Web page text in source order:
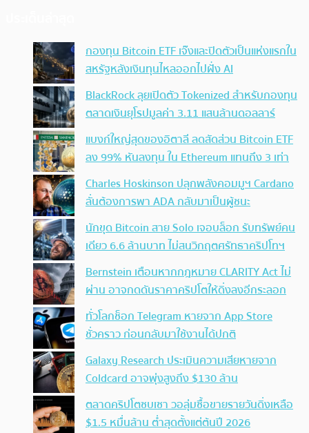
กองทุน Bitcoin ETF เจ๊งและปิดตัวเป็นแห่งแรกใน
สหรัฐหลังเงินทุนไหลออกไปฝั่ง AI
BlackRock ลุยเปิดตัว Tokenized สำหรับกองทุน
ตลาดเงินยุโรปมูลค่า 3.11 แสนล้านดอลลาร์
แบงก์ใหญ่สุดของอิตาลี ลดสัดส่วน Bitcoin ETF
ลง 99% หันลงทุน ใน Ethereum แทนถึง 3 เท่า
Charles Hoskinson ปลุกพลังคอมมูฯ Cardano
ลั่นต้องการพา ADA กลับมาเป็นผู้ชนะ
นักขุด Bitcoin สาย Solo เจอบล็อก รับทรัพย์คน
เดียว 6.6 ล้านบาท ไม่สนวิกฤตศรัทธาคริปโทฯ
Bernstein เตือนหากกฎหมาย CLARITY Act ไม่
ผ่าน อาจกดดันราคาคริปโตให้ดิ่งลงอีกระลอก
ทั่วโลกช็อก Telegram หายจาก App Store
ชั่วคราว ก่อนกลับมาใช้งานได้ปกติ
Galaxy Research ประเมินความเสียหายจาก
Coldcard อาจพุ่งสูงถึง $130 ล้าน
ตลาดคริปโตซบเซา วอลุ่มซื้อขายรายวันดิ่งเหลือ
$1.5 หมื่นล้าน ต่ำสุดตั้งแต่ต้นปี 2026